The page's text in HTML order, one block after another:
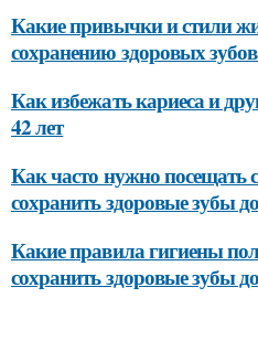
Какие привычки и стили
сохранению здоровых
Как избежать кариеса и
42 лет
Как часто нужно посещать
сохранить здоровые зубы
Какие правила гигиены
сохранить здоровые зубы